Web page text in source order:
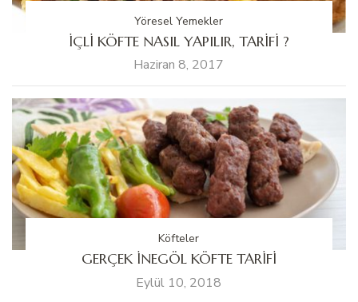
Yöresel Yemekler
İÇLİ KÖFTE NASIL YAPILIR, TARİFİ ?
Haziran 8, 2017
Köfteler
GERÇEK İNEGÖL KÖFTE TARİFİ
Eylül 10, 2018